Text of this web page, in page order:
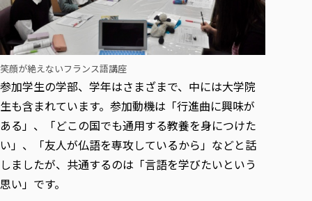
教育学研究科 教育学専攻 修士課程
通信制大学院 総合福祉学研究科 福祉心理学専攻 修士課程
その他の就学機会
学びの特徴
学びの特徴
ICT教育
初年次教育（リエゾンゼミⅠ）
実学臨床教育（総合福祉学部のみ履修可能）
教育実践活動（教育学科学生のみ受講可能）
禅のこころ
教員紹介・業績
学びのサポート
学びのサポート
学費（学部学科）
授業料減免・奨学金等
卒業生アンケート
在学生インタビュー
スタッフ紹介
ニュース一覧
芹沢銈介美術工芸館年報
東北福祉大学機関リポジトリ
東北福祉大学オープンアクセス方針
高齢者施設特化型モジュラー車いす開発
学生参加 × 産学官連携 ～ 「行学一如」の実践
社会貢献・地域連携活動
社会貢献への取り組み
社会貢献・地域連携活動報告書
各種社会貢献活動の窓口
伝承講座「311『伝える／備える』次世代塾」
JICA草の根技術協力事業
被災地の子ども支援活動
生涯学習・社会人講座
自治体・団体等との主な協定
自治体・団体等との主な協定
研究所について
研究者のご紹介
TFU教育フォーラム
同窓会
学内ポータルシステム
Universal Passport
笑顔が絶えないフランス語講座
参加学生の学部、学年はさまざまで、中には大学院
生も含まれています。参加動機は「行進曲に興味が
ある」、「どこの国でも通用する教養を身につけた
い」、「友人が仏語を専攻しているから」などと話
しましたが、共通するのは「言語を学びたいという
思い」です。